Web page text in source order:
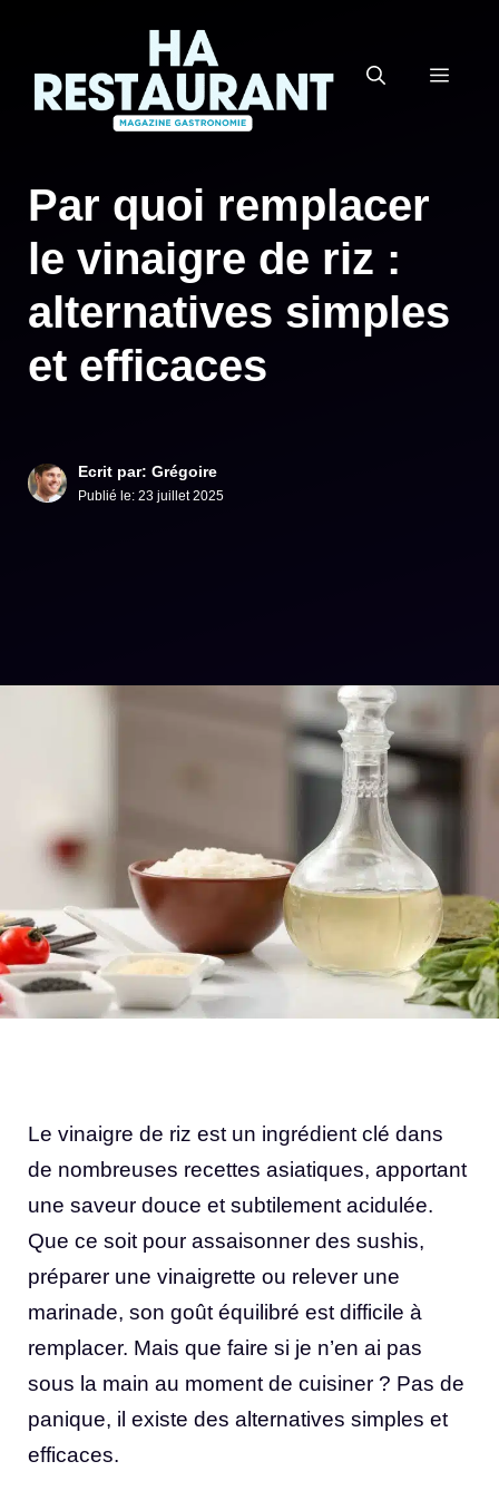
contenu
Par quoi remplacer
le vinaigre de riz :
alternatives simples
et efficaces
Ecrit par: Grégoire
Publié le: 23 juillet 2025
Le vinaigre de riz est un ingrédient clé dans
de nombreuses recettes asiatiques, apportant
une saveur douce et subtilement acidulée.
Que ce soit pour assaisonner des sushis,
préparer une vinaigrette ou relever une
marinade, son goût équilibré est difficile à
remplacer. Mais que faire si je n’en ai pas
sous la main au moment de cuisiner ? Pas de
panique, il existe des alternatives simples et
efficaces.